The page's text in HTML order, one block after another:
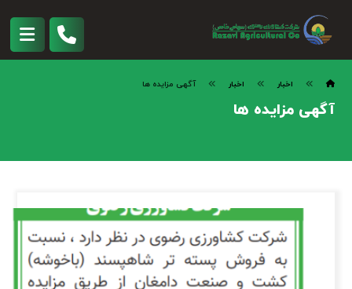
اخبار اخبار آگهی مزایده ها
آگهی مزایده ها